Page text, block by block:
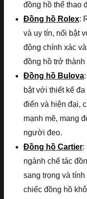
đồng hồ thể thao
Đồng hồ Rolex:
và uy tín, nổi bật
động chính xác
đồng hồ trở thành
Đồng hồ Bulova
bật với thiết kế
điển và hiện đại,
mạnh mẽ, mang
người đeo.
Đồng hồ Cartier:
ngành chế tác
sang trọng và
chiếc đồng hồ